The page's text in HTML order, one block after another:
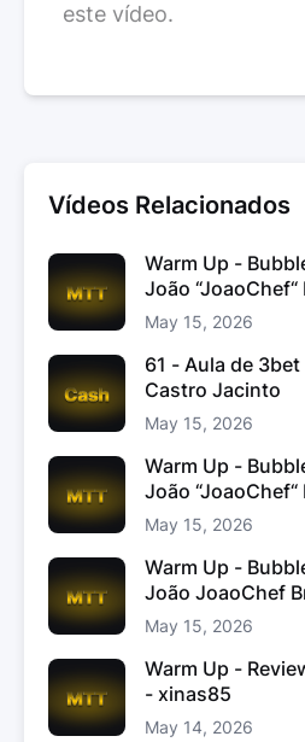
este vídeo.
Vídeos Relacionados
Warm Up -
João “JoaoChef“
May 15, 2026
61 - Aula de
Castro Jacinto
May 15, 2026
Warm Up -
João “JoaoChef“
May 15, 2026
Warm Up -
João JoaoChef
May 15, 2026
Warm Up -
- xinas85
May 14, 2026